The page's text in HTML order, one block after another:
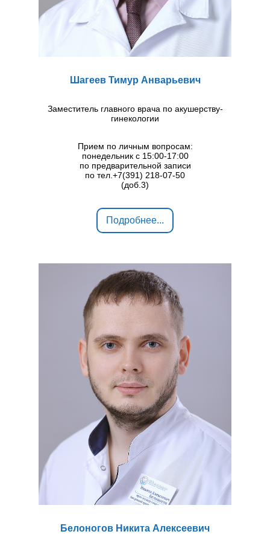
Шагеев Тимур Анварьевич
Заместитель главного врача по акушерству-
гинекологии
Прием по личным вопросам:
понедельник с 15:00-17:00
по предварительной записи
по тел.+7(391) 218-07-50
(доб.3)
Подробнее...
Белоногов Никита Алексеевич